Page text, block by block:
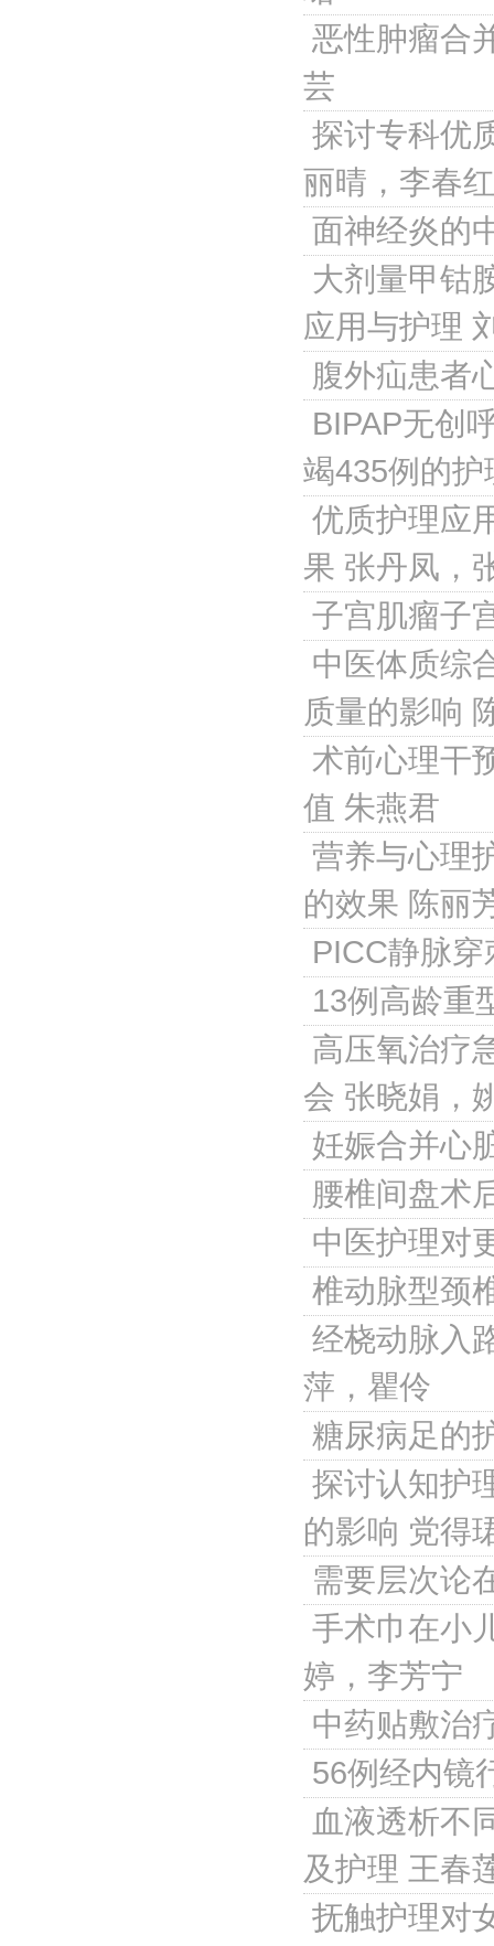
恶性肿瘤合
芸
探讨专科优
丽晴，李春红
面神经炎的
大剂量甲钴
应用与护理
腹外疝患者
BIPAP无创
竭435例的护
优质护理应
果 张丹凤，
子宫肌瘤子
中医体质综
质量的影响
术前心理干
值 朱燕君
营养与心理
的效果 陈丽
PICC静脉
13例高龄重
高压氧治疗
会 张晓娟，
妊娠合并心
腰椎间盘术
中医护理对
椎动脉型颈
经桡动脉入
萍，瞿伶
糖尿病足的
探讨认知护
的影响 党得
需要层次论
手术巾在小
婷，李芳宁
中药贴敷治
56例经内镜
血液透析不
及护理 王春
抚触护理对